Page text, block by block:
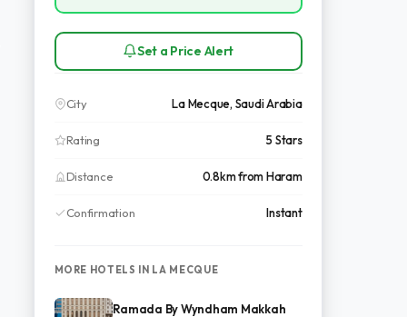
Set a Price Alert
City La Mecque, Saudi Arabia
Rating 5 Stars
Distance 0.8km from Haram
Confirmation Instant
MORE HOTELS IN LA MECQUE
Ramada By Wyndham Makkah